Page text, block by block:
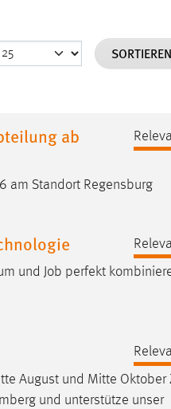
ab
am Standort Regensburg
und Job perfekt
August und Mitte Oktober
und unterstütze unser